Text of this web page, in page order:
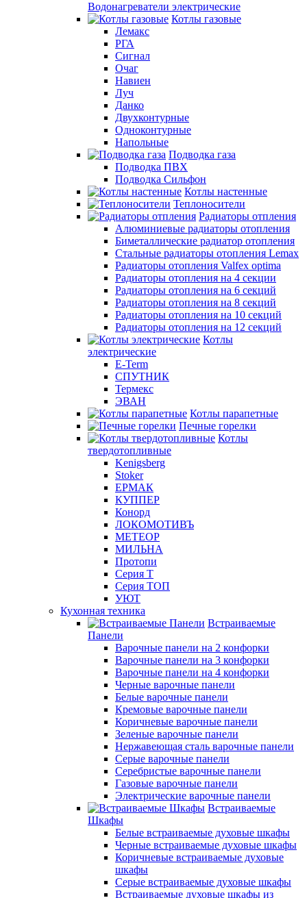
Водонагреватели электрические
Котлы газовые
Лемакс
РГА
Сигнал
Очаг
Навиен
Луч
Данко
Двухконтурные
Одноконтурные
Напольные
Подводка газа
Подводка ПВХ
Подводка Сильфон
Котлы настенные
Теплоносители
Радиаторы отпления
Алюминиевые радиаторы отопления
Биметаллические радиатор отопления
Стальные радиаторы отопления Lemax
Радиаторы отопления Valfex optima
Радиаторы отопления на 4 секции
Радиаторы отопления на 6 секций
Радиаторы отопления на 8 секций
Радиаторы отопления на 10 секций
Радиаторы отопления на 12 секций
Котлы
электрические
E-Term
СПУТНИК
Термекс
ЭВАН
Котлы парапетные
Печные горелки
Котлы
твердотопливные
Kenigsberg
Stoker
ЕРМАК
КУППЕР
Конорд
ЛОКОМОТИВЪ
МЕТЕОР
МИЛЬНА
Протопи
Серия Т
Серия ТОП
УЮТ
Кухонная техника
Встраиваемые
Панели
Варочные панели на 2 конфорки
Варочные панели на 3 конфорки
Варочные панели на 4 конфорки
Черные варочные панели
Белые варочные панели
Кремовые варочные панели
Коричневые варочные панели
Зеленые варочные панели
Нержавеющая сталь варочные панели
Серые варочные панели
Серебристые варочные панели
Газовые варочные панели
Электрические варочные панели
Встраиваемые
Шкафы
Белые встраиваемые духовые шкафы
Черные встраиваемые духовые шкафы
Коричневые встраиваемые духовые
шкафы
Серые встраиваемые духовые шкафы
Встраиваемые духовые шкафы из